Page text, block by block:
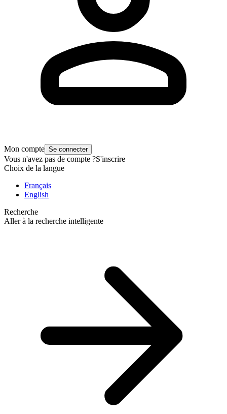
Mon compte Se connecter
Vous n'avez pas de compte ?S'inscrire
Choix de la langue
Français
English
Recherche
Aller à la recherche intelligente